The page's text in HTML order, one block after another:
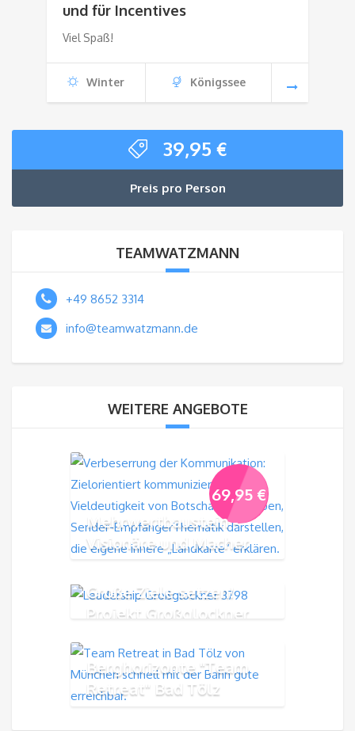
und für Incentives
Viel Spaß!
Winter Königssee
39,95 €
Preis pro Person
TEAMWATZMANN
+49 8652 3314
info@teamwatzmann.de
WEITERE ANGEBOTE
69,95 €
Mehrwertbaustein -
Visionäre und Macher
Große Ziele setzen!
Projekt Großglockner
Berghorizonte "Team
Retreat" Bad Tölz